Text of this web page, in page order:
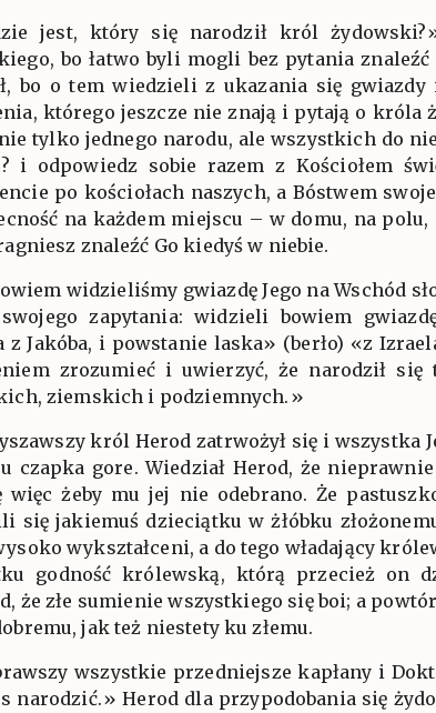
jest, który się narodził król
bo łatwo byli mogli bez pytania
bo o tem wiedzieli z ukazania się
którego jeszcze nie znają i pytają o
tylko jednego narodu, ale wszystkich do
i odpowiedz sobie razem z Kościołem
po kościołach naszych, a Bóstwem
na każdem miejscu – w domu, na
znaleźć Go kiedyś w niebie.
widzieliśmy gwiazdę Jego na Wschód
zapytania: widzieli bowiem
z Jakóba, i powstanie laska» (berło) «z
zrozumieć i uwierzyć, że narodził
ziemskich i podziemnych.»
król Herod zatrwożył się i
czapka gore. Wiedział Herod, że
więc żeby mu jej nie odebrano. Że
się jakiemuś dzieciątku w żłóbku
wykształceni, a do tego władający
godność królewską, którą przecież on
że złe sumienie wszystkiego się boi; a
jak też niestety ku złemu.
wszystkie przedniejsze kapłany i
narodzić.» Herod dla przypodobania się